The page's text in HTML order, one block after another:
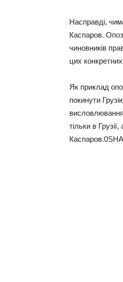
Насправді,
Каспаров.
чиновників
цих
Як приклад
покинути
тільки в